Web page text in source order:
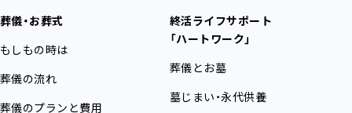
葬儀・お葬式
もしもの時は
葬儀の流れ
葬儀のプランと費用
終活ライフサポート
「ハートワーク」
葬儀とお墓
墓じまい・永代供養